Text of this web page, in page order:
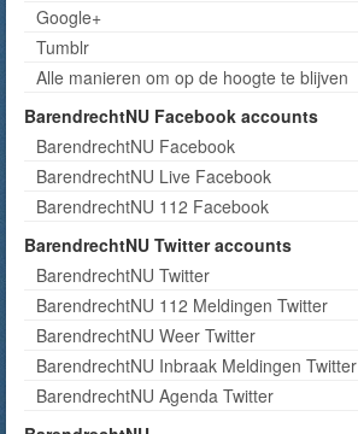
Google+
Tumblr
Alle manieren om op de hoogte te blijven
BarendrechtNU Facebook accounts
BarendrechtNU Facebook
BarendrechtNU Live Facebook
BarendrechtNU 112 Facebook
BarendrechtNU Twitter accounts
BarendrechtNU Twitter
BarendrechtNU 112 Meldingen Twitter
BarendrechtNU Weer Twitter
BarendrechtNU Inbraak Meldingen Twitter
BarendrechtNU Agenda Twitter